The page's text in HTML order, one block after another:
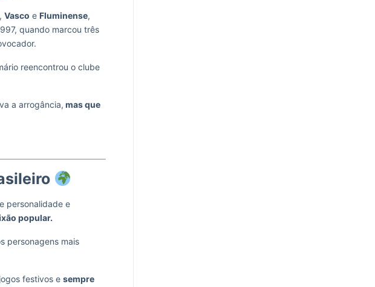
, Vasco e Fluminense,
quando marcou três
reencontrou o clube
a arrogância, mas que
personalidade e
popular.
personagens mais
festivos e sempre